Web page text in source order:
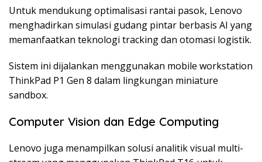
Untuk mendukung optimalisasi rantai pasok, Lenovo
menghadirkan simulasi gudang pintar berbasis AI yang
memanfaatkan teknologi tracking dan otomasi logistik.
Sistem ini dijalankan menggunakan mobile workstation
ThinkPad P1 Gen 8 dalam lingkungan miniature
sandbox.
Computer Vision dan Edge Computing
Lenovo juga menampilkan solusi analitik visual multi-